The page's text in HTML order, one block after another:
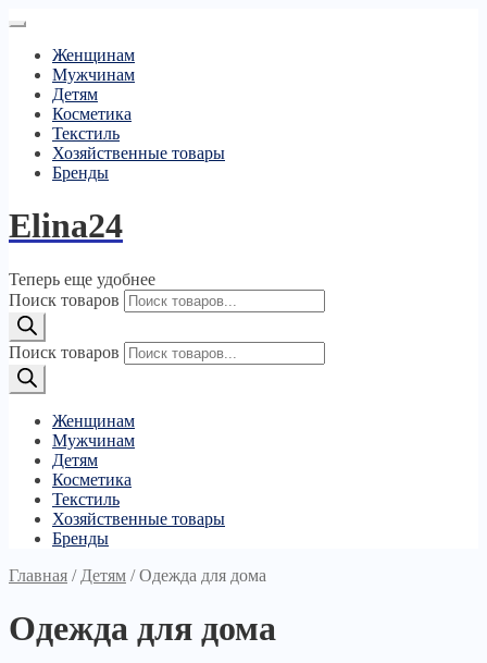
Женщинам
Мужчинам
Детям
Косметика
Текстиль
Хозяйственные товары
Бренды
Elina24
Теперь еще удобнее
Поиск товаров
Поиск товаров
Женщинам
Мужчинам
Детям
Косметика
Текстиль
Хозяйственные товары
Бренды
Главная / Детям /Одежда для дома
Одежда для дома